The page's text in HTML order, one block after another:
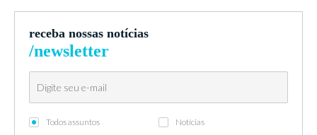
receba nossas notícias
/newsletter
Todos assuntos
Notícias